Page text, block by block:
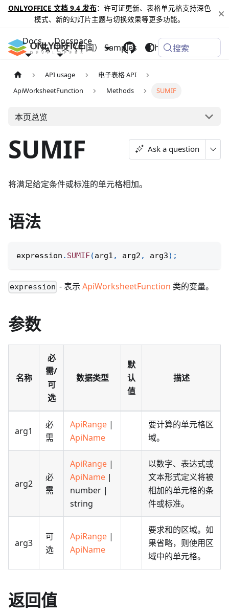
ONLYOFFICE 文档 9.4 发布：许可证更新、表格单元格支持深色
模式、新的幻灯片主题与切换效果等更多功能。
Docs Docspace
Samples Changelog
中文（中国） 搜索
API usage
电子表格 API
ApiWorksheetFunction
Methods SUMIF
本页总览
SUMIF Ask a question
将满足给定条件或标准的单元格相加。
语法
expression . SUMIF(arg1 , arg2 , arg3) ;
expression - 表示ApiWorksheetFunction 类的变量。
参数
名称
必
需/
可
选
数据类型
默
认
值
描述
arg1
必
需
ApiRange |
ApiName
要计算的单元格区
域。
arg2
必
需
ApiRange |
ApiName |
number |
string
以数字、表达式或
文本形式定义将被
相加的单元格的条
件或标准。
arg3
可
选
ApiRange |
ApiName
要求和的区域。如
果省略，则使用区
域中的单元格。
返回值